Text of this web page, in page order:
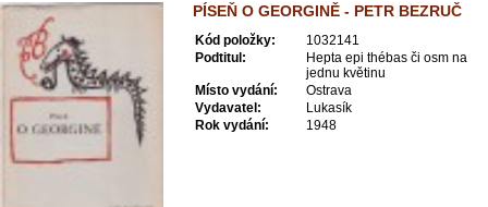
PÍSEŇ O GEORGINĚ - PETR BEZRUČ
Kód položky:
1032141
Podtitul:
Hepta epi thébas či osm na
jednu květinu
Místo vydání:
Ostrava
Vydavatel:
Lukasík
Rok vydání:
1948